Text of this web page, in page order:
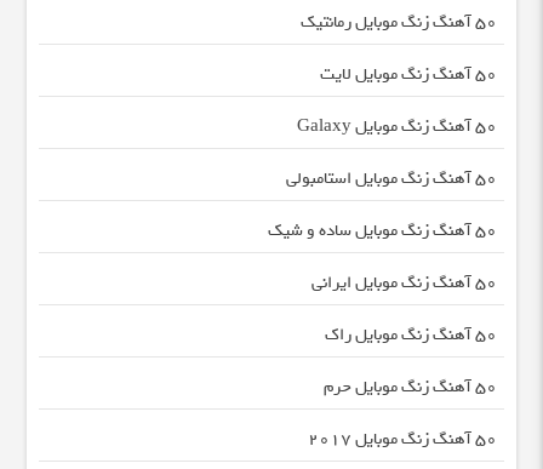
50 آهنگ زنگ موبایل رمانتیک
50 آهنگ زنگ موبایل لایت
50 آهنگ زنگ موبایل Galaxy
50 آهنگ زنگ موبایل استامبولی
50 آهنگ زنگ موبایل ساده و شیک
50 آهنگ زنگ موبایل ایرانی
50 آهنگ زنگ موبایل راک
50 آهنگ زنگ موبایل حرم
50 آهنگ زنگ موبایل ۲۰۱۷